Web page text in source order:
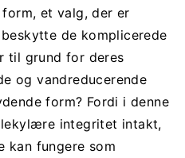
et valg, der er
de komplicerede
til grund for deres
og vandreducerende
form? Fordi i denne
integritet intakt,
kan fungere som